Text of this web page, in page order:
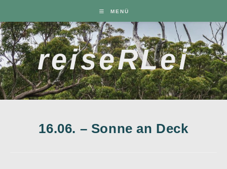
springen
MENÜ
reiseRLei
16.06. – Sonne an Deck